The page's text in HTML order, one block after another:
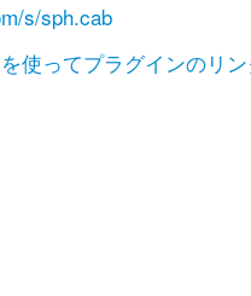
s/sph.cab
使ってプラグインのリ